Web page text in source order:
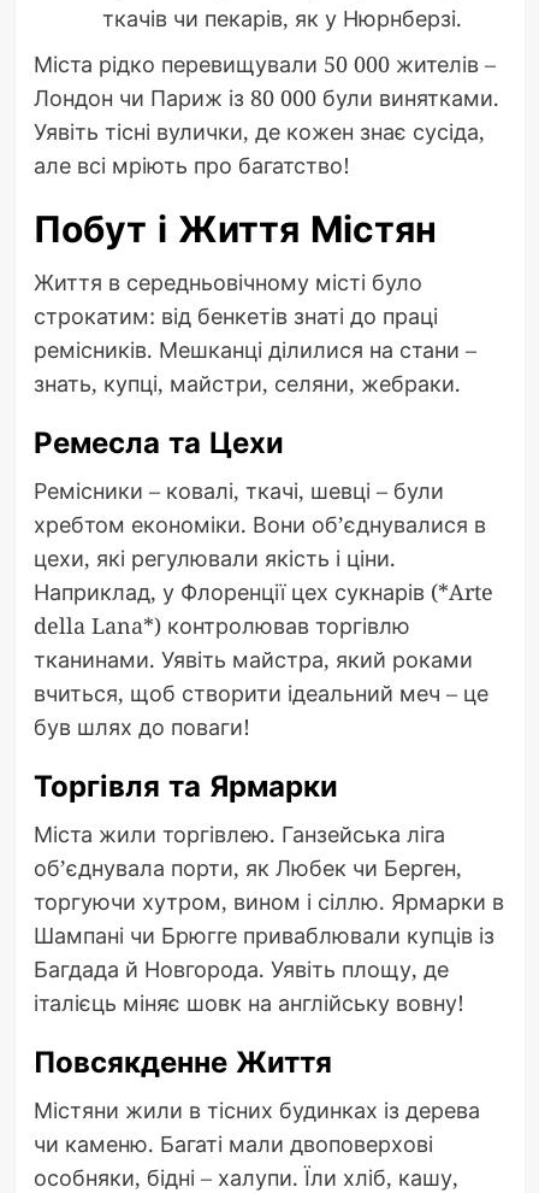
ткачів чи пекарів, як у Нюрнберзі.
Міста рідко перевищували 50 000 жителів –
Лондон чи Париж із 80 000 були винятками.
Уявіть тісні вулички, де кожен знає сусіда,
але всі мріють про багатство!
Побут і Життя Містян
Життя в середньовічному місті було
строкатим: від бенкетів знаті до праці
ремісників. Мешканці ділилися на стани –
знать, купці, майстри, селяни, жебраки.
Ремесла та Цехи
Ремісники – ковалі, ткачі, шевці – були
хребтом економіки. Вони об’єднувалися в
цехи, які регулювали якість і ціни.
Наприклад, у Флоренції цех сукнарів (*Arte
della Lana*) контролював торгівлю
тканинами. Уявіть майстра, який роками
вчиться, щоб створити ідеальний меч – це
був шлях до поваги!
Торгівля та Ярмарки
Міста жили торгівлею. Ганзейська ліга
об’єднувала порти, як Любек чи Берген,
торгуючи хутром, вином і сіллю. Ярмарки в
Шампані чи Брюгге приваблювали купців із
Багдада й Новгорода. Уявіть площу, де
італієць міняє шовк на англійську вовну!
Повсякденне Життя
Містяни жили в тісних будинках із дерева
чи каменю. Багаті мали двоповерхові
особняки, бідні – халупи. Їли хліб, кашу,